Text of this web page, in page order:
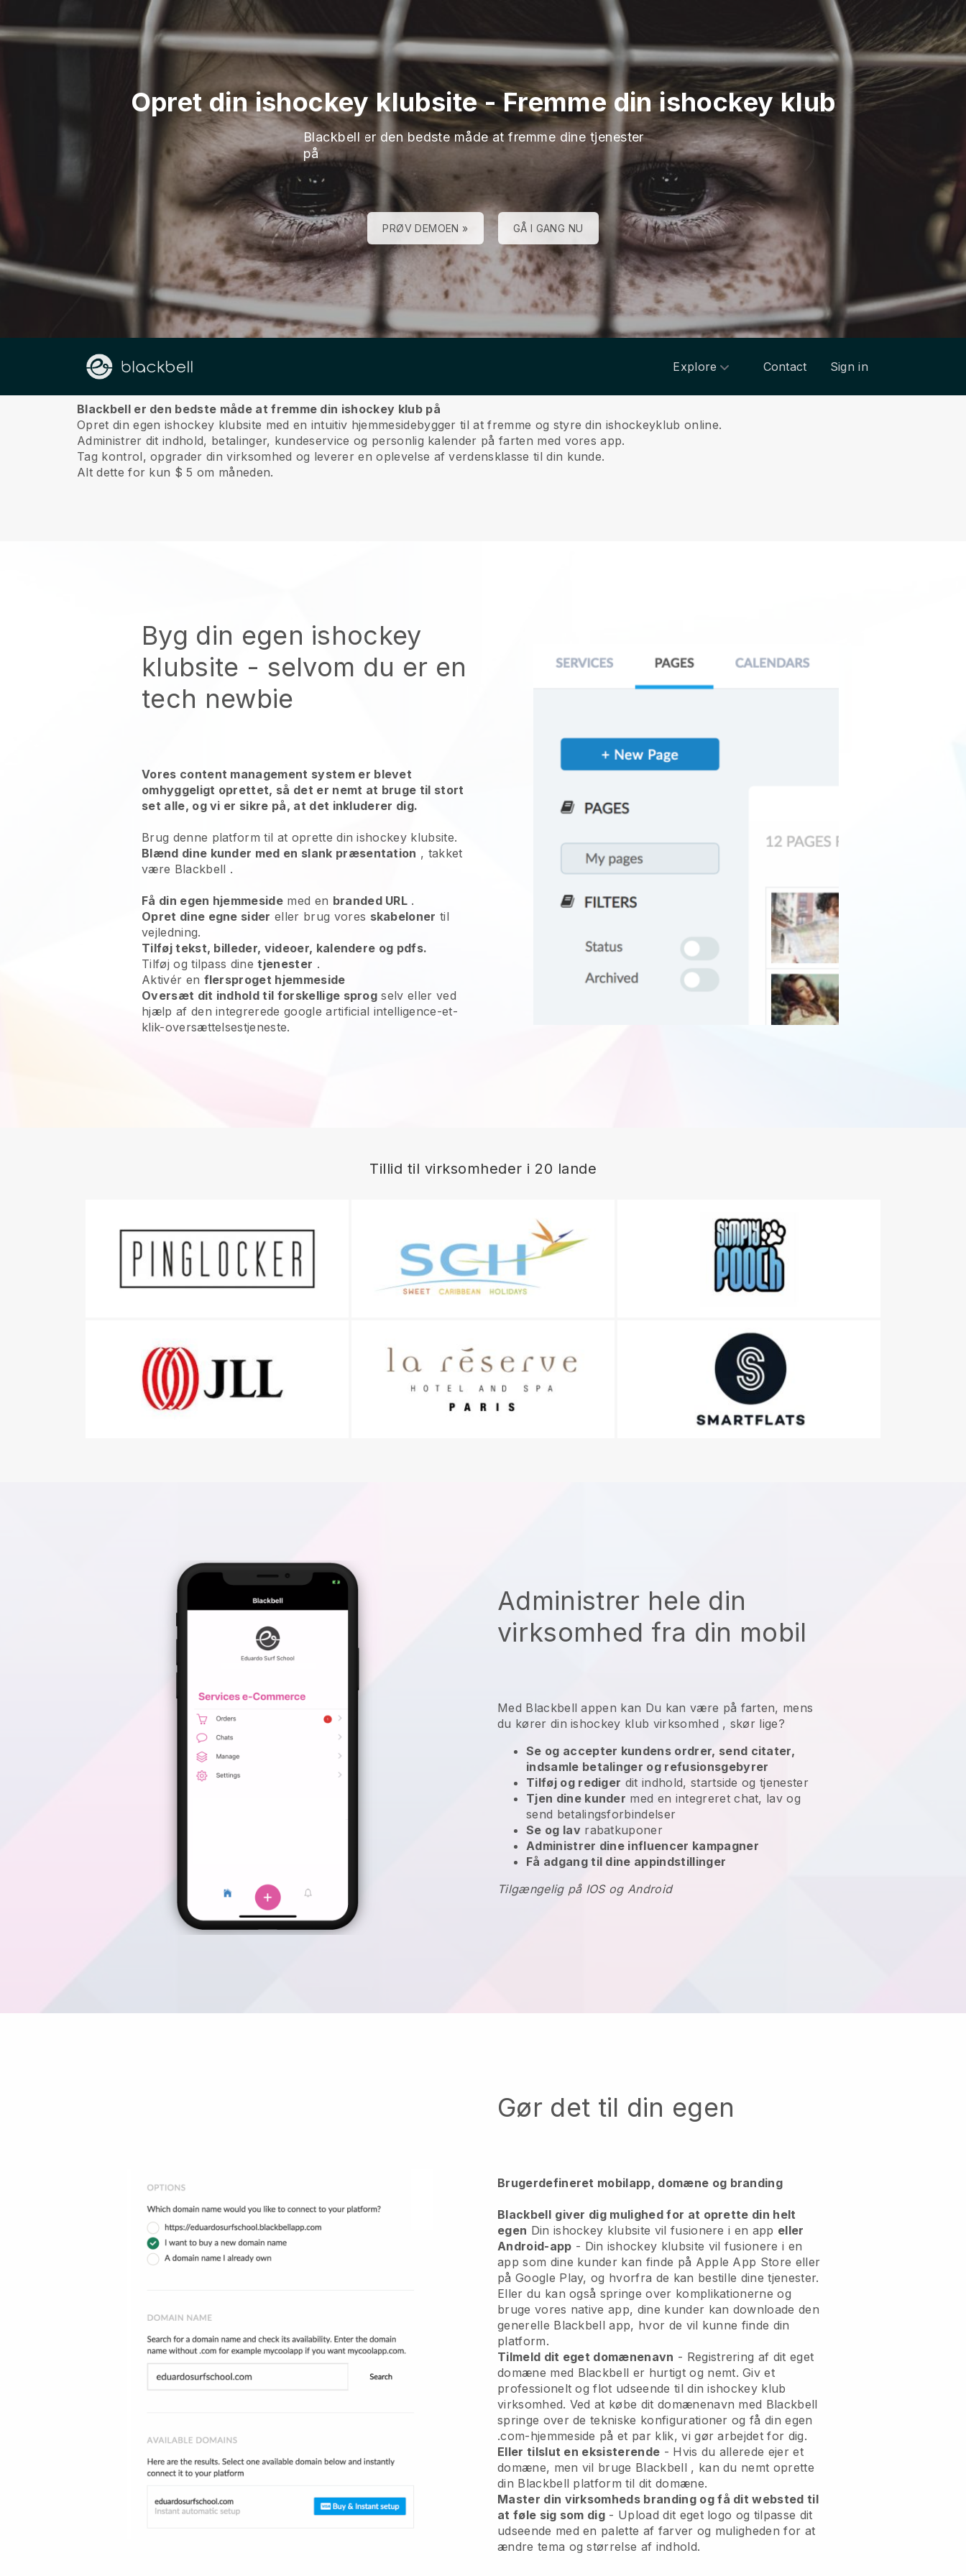
Opret din ishockey klubsite-Fremme din ishockey klub
Blackbell er den bedste måde at fremme dine tjenester
på
PRØV DEMOEN » GÅ I GANG NU
Explore Contact Sign in
Om os
Blackbell er den bedste måde at fremme din ishockey klub på
Opret din egen ishockey klubsite med en intuitiv hjemmesidebygger til at fremme og styre din ishockeyklub online.
Administrer dit indhold, betalinger, kundeservice og personlig kalender på farten med vores app.
Tag kontrol, opgrader din virksomhed og leverer en oplevelse af verdensklasse til din kunde.
Alt dette for kun $ 5 om måneden.
Byg din egen ishockey
klubsite - selvom du er en
tech newbie
Vores content management system er blevet
omhyggeligt oprettet, så det er nemt at bruge til stort
set alle, og vi er sikre på, at det inkluderer dig.
Brug denne platform til at oprette din ishockey klubsite.
Blænd dine kunder med en slank præsentation , takket
være Blackbell .
Få din egen hjemmeside med en branded URL .
Opret dine egne sider eller brug vores skabeloner til
vejledning.
Tilføj tekst, billeder, videoer, kalendere og pdfs.
Tilføj og tilpass dinetjenester .
Aktivér en flersproget hjemmeside
Oversæt dit indhold til forskellige sprog selv eller ved
hjælp af den integrerede google artificial intelligence-et-
klik-oversættelsestjeneste.
Tillid til virksomheder i 20 lande
Administrer hele din
virksomhed fra din mobil
Med Blackbell appen kan Du kan være på farten, mens
du kører din ishockey klub virksomhed , skør lige?
Se og accepter kundens ordrer, send citater,
indsamle betalinger og refusionsgebyrer
Tilføj og rediger dit indhold, startside og tjenester
Tjen dine kunder med en integreret chat, lav og
send betalingsforbindelser
Se og lavrabatkuponer
Administrer dine influencer kampagner
Få adgang til dine appindstillinger
Tilgængelig på IOS og Android
Gør det til din egen
Brugerdefineret mobilapp, domæne og branding
Blackbell giver dig mulighed for at oprette din helt
egen Din ishockey klubsite vil fusionere i en app eller
Android-app - Din ishockey klubsite vil fusionere i en
app som dine kunder kan finde på Apple App Store eller
på Google Play, og hvorfra de kan bestille dine tjenester.
Eller du kan også springe over komplikationerne og
bruge vores native app, dine kunder kan downloade den
generelle Blackbell app, hvor de vil kunne finde din
platform.
Tilmeld dit eget domænenavn - Registrering af dit eget
domæne med Blackbell er hurtigt og nemt.Giv et
professionelt og flot udseende til din ishockey klub
virksomhed. Ved at købe dit domænenavn med Blackbell
springe over de tekniske konfigurationer og få din egen
.com-hjemmeside på et par klik, vi gør arbejdet for dig.
Eller tilslut en eksisterende - Hvis du allerede ejer et
domæne, men vil bruge Blackbell , kan du nemt oprette
din Blackbell platform til dit domæne.
Master din virksomheds branding og få dit websted til
at føle sig som dig - Upload dit eget logo og tilpasse dit
udseende med en palette af farver og muligheden for at
ændre tema og størrelse af indhold.